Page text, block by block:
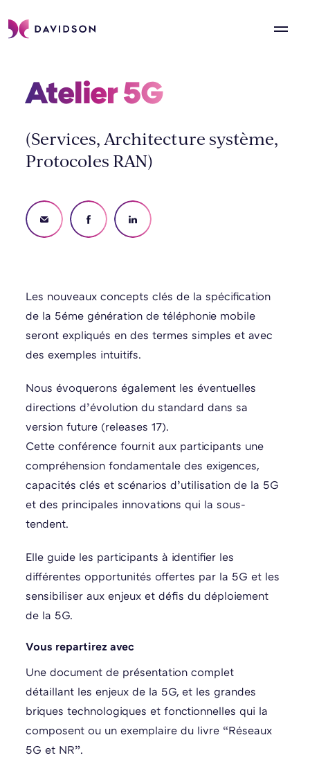
Atelier 5G
(Services, Architecture système,
Protocoles RAN)
Les nouveaux concepts clés de la spécification
de la 5éme génération de téléphonie mobile
seront expliqués en des termes simples et avec
des exemples intuitifs.
Nous évoquerons également les éventuelles
directions d’évolution du standard dans sa
version future (releases 17).
Cette conférence fournit aux participants une
compréhension fondamentale des exigences,
capacités clés et scénarios d’utilisation de la 5G
et des principales innovations qui la sous-
tendent.
Elle guide les participants à identifier les
différentes opportunités offertes par la 5G et les
sensibiliser aux enjeux et défis du déploiement
de la 5G.
Vous repartirez avec
Une document de présentation complet
détaillant les enjeux de la 5G, et les grandes
briques technologiques et fonctionnelles qui la
composent ou un exemplaire du livre “Réseaux
5G et NR”.